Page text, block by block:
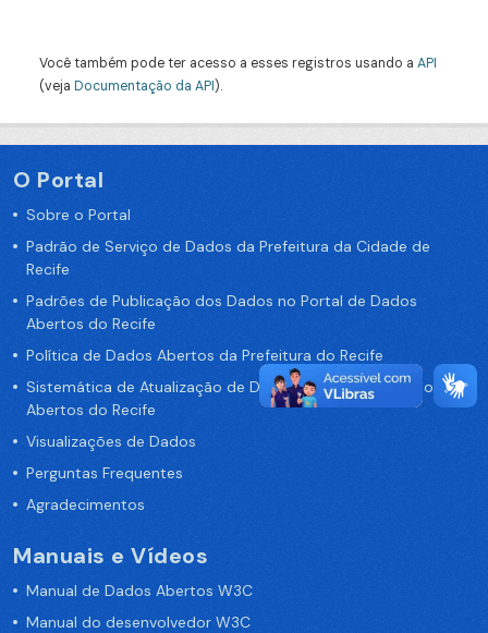
Você também pode ter acesso a esses registros usando a API
(veja Documentação da API).
O Portal
Sobre o Portal
Padrão de Serviço de Dados da Prefeitura da Cidade de
Recife
Padrões de Publicação dos Dados no Portal de Dados
Abertos do Recife
Política de Dados Abertos da Prefeitura do Recife
Sistemática de Atualização de Dados do Portal de Dados
Abertos do Recife
Visualizações de Dados
Perguntas Frequentes
Agradecimentos
Manuais e Vídeos
Manual de Dados Abertos W3C
Manual do desenvolvedor W3C